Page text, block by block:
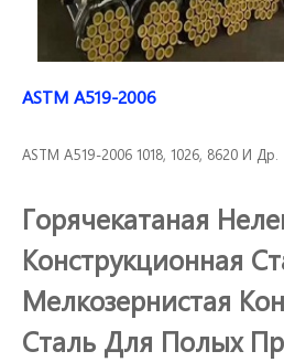
ASTM A519-2006
ASTM A519-2006 1018, 1026, 8620 И Др.
Горячекатаная
Конструкционная
Мелкозернистая
Сталь Для Полых